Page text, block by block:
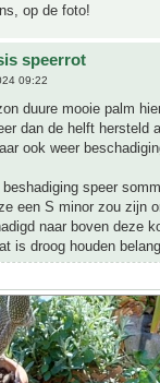
op de foto!
speerrot
09:22
duure mooie palm
dan de helft
ook weer
speer
een S minor zou zijn
naar boven deze
is droog houden